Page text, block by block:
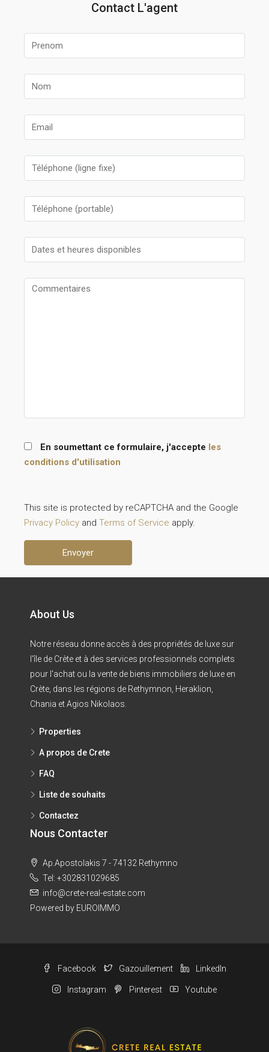
Contact L'agent
En soumettant ce formulaire, j'accepte les
conditions d'utilisation
This site is protected by reCAPTCHA and the Google
Privacy Policy and Terms of Service apply.
About Us
Notre réseau donne accès à des propriétés de luxe sur
l'île de Crète et à des services professionnels complets
pour l'achat ou la vente de biens immobiliers de luxe en
Crète, dans les régions de Rethymnon, Heraklion,
Chania et Agios Nikolaos.
Properties
A propos de Crete
FAQ
Liste de souhaits
Contactez
Nous Contacter
Ap.Apostolakis 7 - 74132 Rethymno
Tel: +302831029685
info@crete-real-estate.com
Powered by EUROIMMO
Facebook Gazouillement LinkedIn
Instagram Pinterest Youtube